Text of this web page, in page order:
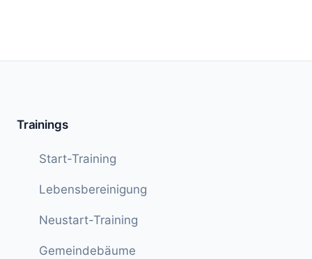
Trainings
Start-Training
Lebensbereinigung
Neustart-Training
Gemeindebäume